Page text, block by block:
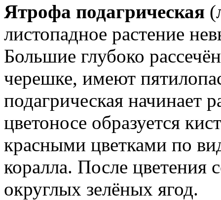
Ятрофа подагрическая
листопадное растение
Большие глубоко
черешке, имеют
подагрическая начинает
цветоносе образуется
красными цветками по
коралла. После цветения
округлых зелёных ягод.